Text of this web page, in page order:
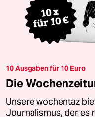
10 Ausgaben für 10 Euro
Die
Unsere wochentaz
Journalismus, der es